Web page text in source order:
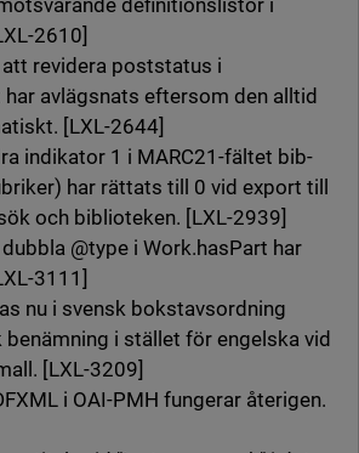
definitionslistor i
2610]
revidera poststatus i
avlägsnats eftersom den alltid
[LXL-2644]
indikator 1 i MARC21-fältet bib-
har rättats till 0 vid export till
och biblioteken. [LXL-2939]
@type i Work.hasPart har
3111]
nu i svensk bokstavsordning
i stället för engelska vid
[LXL-3209]
i OAI-PMH fungerar återigen.